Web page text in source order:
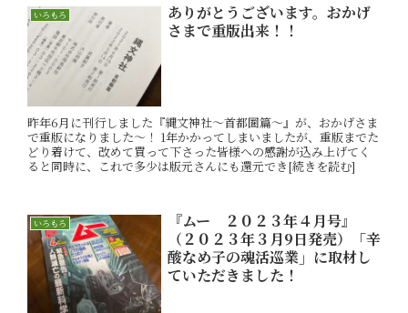
いろもろ
ありがとうございます。おかげ
さまで重版出来！！
昨年6月に刊行しました『縄文神社～首都圏篇～』が、おかげさま
で重版になりました～！ 1年かかってしまいましたが、重版までた
どり着けて、改めて買って下さった皆様への感謝が込み上げてく
ると同時に、これで多少は版元さんにも還元でき[続きを読む]
いろもろ
『ムー ２０２３年４月号』
（２０２３年３月9日発売）「辛
酸なめ子の魂活巡業」に取材し
ていただきました！